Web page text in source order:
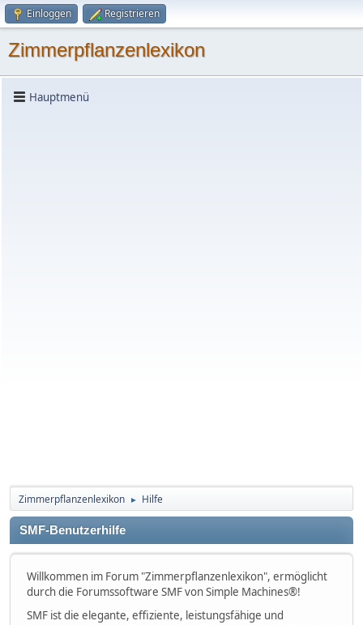
Einloggen Registrieren
Zimmerpflanzenlexikon
Hauptmenü
Zimmerpflanzenlexikon ► Hilfe
SMF-Benutzerhilfe
Willkommen im Forum "Zimmerpflanzenlexikon", ermöglicht
durch die Forumssoftware SMF von Simple Machines®!
SMF ist die elegante, effiziente, leistungsfähige und